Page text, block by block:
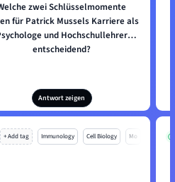
zwei Schlüsselmomente
für Patrick Mussels Karriere als
und Hochschullehrer
entscheidend?
Antwort zeigen
+ Add tag Immunology Cell Biology Mo